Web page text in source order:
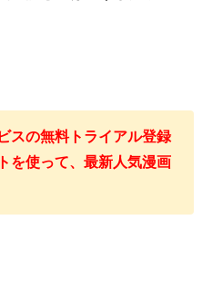
スの無料トライアル登録
を使って、最新人気漫画